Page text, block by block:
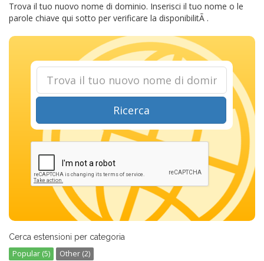
Trova il tuo nuovo nome di dominio. Inserisci il tuo nome o le
parole chiave qui sotto per verificare la disponibilitÃ .
Ricerca
Cerca estensioni per categoria
Popular (5) Other (2)